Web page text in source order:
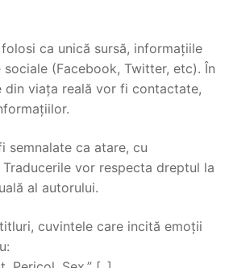
ca unică sursă, informațiile
(Facebook, Twitter, etc). În
din viața reală vor fi contactate,
semnalate ca atare, cu
Traducerile vor respecta dreptul la
al autorului.
cuvintele care incită emoții